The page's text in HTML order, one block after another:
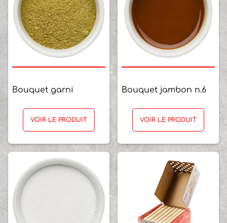
Bouquet garni
VOIR LE PRODUIT
Bouquet jambon n.6
VOIR LE PRODUIT